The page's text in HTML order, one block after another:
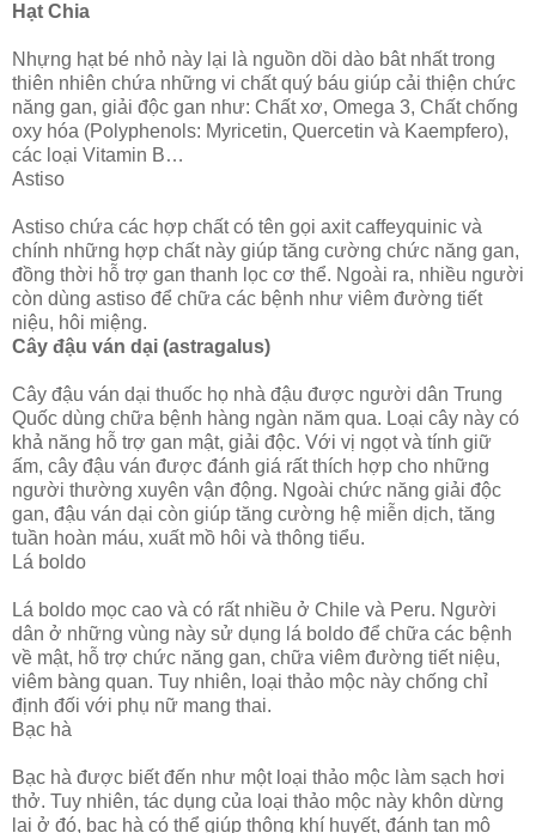
Hạt Chia
Nhựng hạt bé nhỏ này lại là nguồn dồi dào bât nhất trong
thiên nhiên chứa những vi chất quý báu giúp cải thiện chức
năng gan, giải độc gan như: Chất xơ, Omega 3, Chất chống
oxy hóa (Polyphenols: Myricetin, Quercetin và Kaempfero),
các loại Vitamin B…
Astiso
Astiso chứa các hợp chất có tên gọi axit caffeyquinic và
chính những hợp chất này giúp tăng cường chức năng gan,
đồng thời hỗ trợ gan thanh lọc cơ thể. Ngoài ra, nhiều người
còn dùng astiso để chữa các bệnh như viêm đường tiết
niệu, hôi miệng.
Cây đậu ván dại (astragalus)
Cây đậu ván dại thuốc họ nhà đậu được người dân Trung
Quốc dùng chữa bệnh hàng ngàn năm qua. Loại cây này có
khả năng hỗ trợ gan mật, giải độc. Với vị ngọt và tính giữ
ấm, cây đậu ván được đánh giá rất thích hợp cho những
người thường xuyên vận động. Ngoài chức năng giải độc
gan, đậu ván dại còn giúp tăng cường hệ miễn dịch, tăng
tuần hoàn máu, xuất mồ hôi và thông tiểu.
Lá boldo
Lá boldo mọc cao và có rất nhiều ở Chile và Peru. Người
dân ở những vùng này sử dụng lá boldo để chữa các bệnh
về mật, hỗ trợ chức năng gan, chữa viêm đường tiết niệu,
viêm bàng quan. Tuy nhiên, loại thảo mộc này chống chỉ
định đối với phụ nữ mang thai.
Bạc hà
Bạc hà được biết đến như một loại thảo mộc làm sạch hơi
thở. Tuy nhiên, tác dụng của loại thảo mộc này khôn dừng
lại ở đó, bạc hà có thể giúp thông khí huyết, đánh tan mô